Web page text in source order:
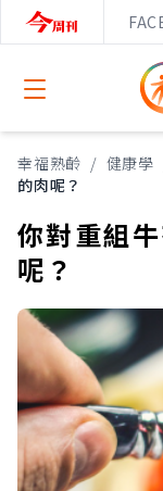
Open menu
幸福熟齡 / 健康學
的肉呢？
你對重組
呢？